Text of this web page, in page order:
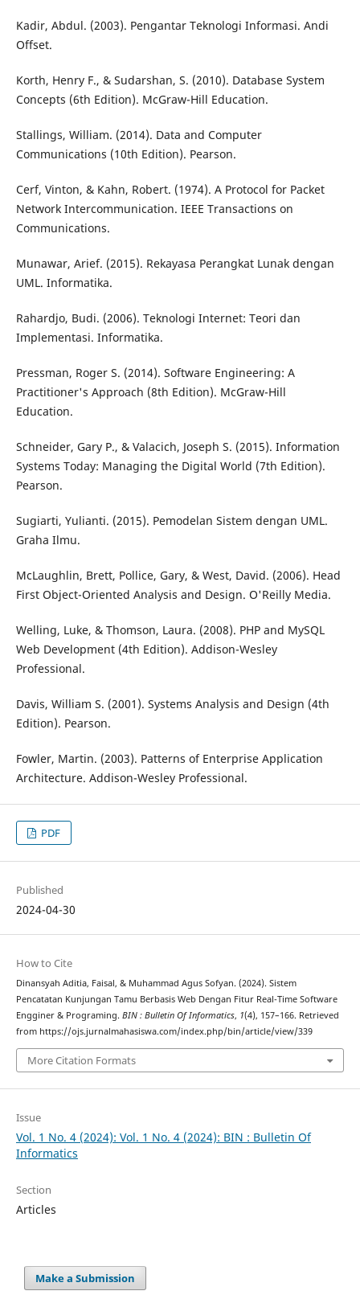
Kadir, Abdul. (2003). Pengantar Teknologi Informasi. Andi
Offset.
Korth, Henry F., & Sudarshan, S. (2010). Database System
Concepts (6th Edition). McGraw-Hill Education.
Stallings, William. (2014). Data and Computer
Communications (10th Edition). Pearson.
Cerf, Vinton, & Kahn, Robert. (1974). A Protocol for Packet
Network Intercommunication. IEEE Transactions on
Communications.
Munawar, Arief. (2015). Rekayasa Perangkat Lunak dengan
UML. Informatika.
Rahardjo, Budi. (2006). Teknologi Internet: Teori dan
Implementasi. Informatika.
Pressman, Roger S. (2014). Software Engineering: A
Practitioner's Approach (8th Edition). McGraw-Hill
Education.
Schneider, Gary P., & Valacich, Joseph S. (2015). Information
Systems Today: Managing the Digital World (7th Edition).
Pearson.
Sugiarti, Yulianti. (2015). Pemodelan Sistem dengan UML.
Graha Ilmu.
McLaughlin, Brett, Pollice, Gary, & West, David. (2006). Head
First Object-Oriented Analysis and Design. O'Reilly Media.
Welling, Luke, & Thomson, Laura. (2008). PHP and MySQL
Web Development (4th Edition). Addison-Wesley
Professional.
Davis, William S. (2001). Systems Analysis and Design (4th
Edition). Pearson.
Fowler, Martin. (2003). Patterns of Enterprise Application
Architecture. Addison-Wesley Professional.
PDF
Published
2024-04-30
How to Cite
Dinansyah Aditia, Faisal, & Muhammad Agus Sofyan. (2024). Sistem
Pencatatan Kunjungan Tamu Berbasis Web Dengan Fitur Real-Time Software
Engginer & Programing. BIN : Bulletin Of Informatics, 1(4), 157–166. Retrieved
from https://ojs.jurnalmahasiswa.com/index.php/bin/article/view/339
More Citation Formats
Issue
Vol. 1 No. 4 (2024): Vol. 1 No. 4 (2024): BIN : Bulletin Of
Informatics
Section
Articles
Make a Submission